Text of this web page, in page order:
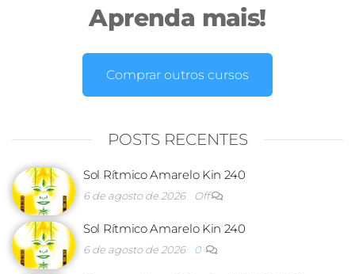
Aprenda mais!
Comprar outros cursos
POSTS RECENTES
Sol Rítmico Amarelo Kin 240
6 de agosto de 2026 Off
Sol Rítmico Amarelo Kin 240
6 de agosto de 2026 0